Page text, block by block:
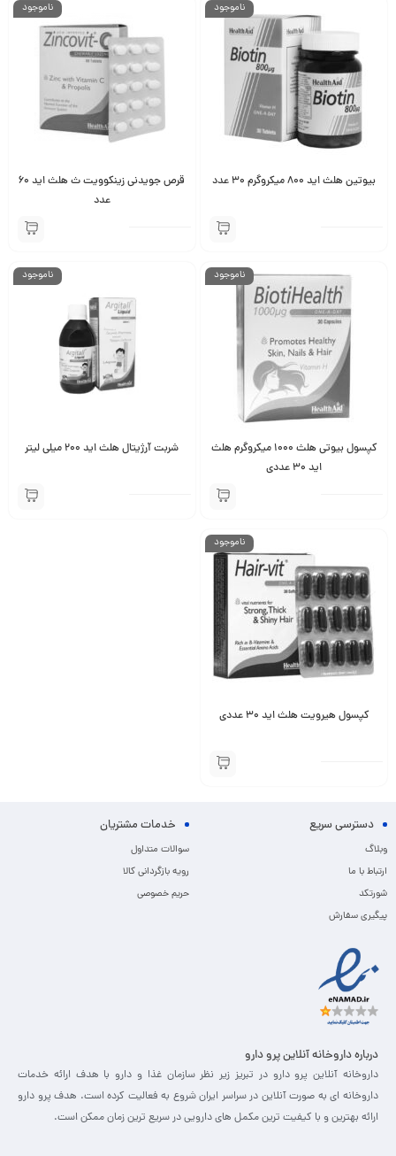
ناموجود
بیوتین هلث اید 800 میکروگرم 30 عدد
ناموجود
قرص جویدنی زینکوویت ث هلث اید 60
عدد
ناموجود
کپسول بیوتی هلث 1000 میکروگرم هلث
اید 30 عددی
ناموجود
شربت آرژیتال هلث اید 200 میلی لیتر
ناموجود
کپسول هیرویت هلث اید 30 عددی
دسترسی سریع
وبلاگ
ارتباط با ما
شورتکد
پیگیری سفارش
خدمات مشتریان
سوالات متداول
رویه بازگردانی کالا
حریم خصوصی
درباره داروخانه آنلاین پرو دارو
داروخانه آنلاین پرو دارو در تبریز زیر نظر سازمان غذا و دارو با هدف ارائه خدمات
داروخانه ای به صورت آنلاین در سراسر ایران شروع به فعالیت کرده است. هدف پرو دارو
ارائه بهترین و با کیفیت ترین مکمل های دارویی در سریع ترین زمان ممکن است.